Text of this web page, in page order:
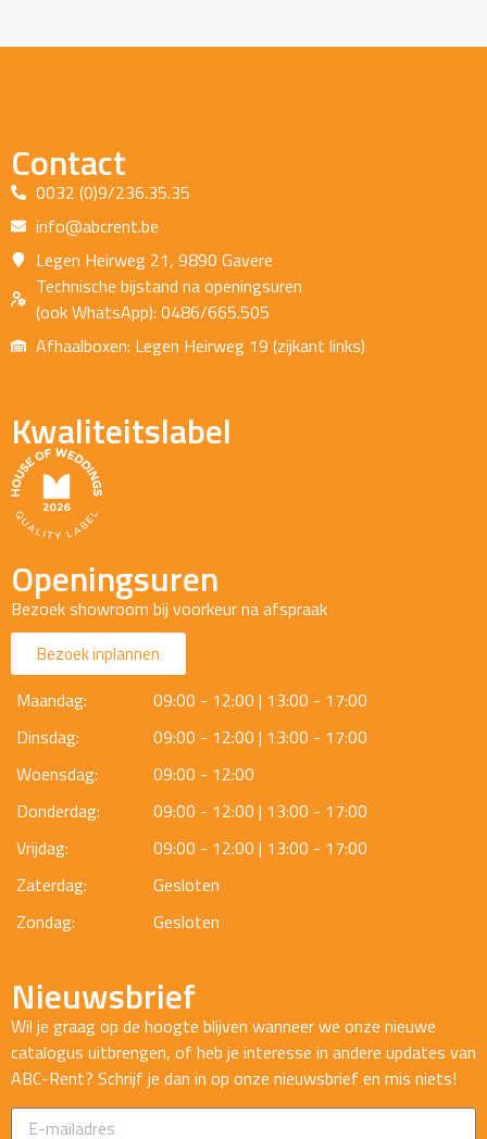
Contact
0032 (0)9/236.35.35
info@abcrent.be
Legen Heirweg 21, 9890 Gavere
Technische bijstand na openingsuren
(ook WhatsApp): 0486/665.505
Afhaalboxen: Legen Heirweg 19 (zijkant links)
Kwaliteitslabel
Openingsuren
Bezoek showroom bij voorkeur na afspraak
Bezoek inplannen
Maandag:
09:00 - 12:00 | 13:00 - 17:00
Dinsdag:
09:00 - 12:00 | 13:00 - 17:00
Woensdag:
09:00 - 12:00
Donderdag:
09:00 - 12:00 | 13:00 - 17:00
Vrijdag:
09:00 - 12:00 | 13:00 - 17:00
Zaterdag:
Gesloten
Zondag:
Gesloten
Nieuwsbrief
Wil je graag op de hoogte blijven wanneer we onze nieuwe
catalogus uitbrengen, of heb je interesse in andere updates van
ABC-Rent? Schrijf je dan in op onze nieuwsbrief en mis niets!